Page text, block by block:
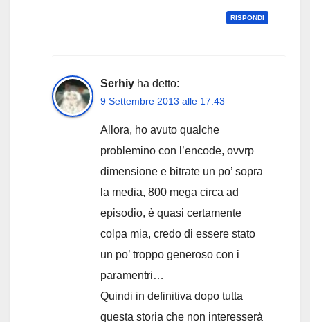
RISPONDI
Serhiy ha detto:
9 Settembre 2013 alle 17:43
Allora, ho avuto qualche
problemino con l’encode, ovvrp
dimensione e bitrate un po’ sopra
la media, 800 mega circa ad
episodio, è quasi certamente
colpa mia, credo di essere stato
un po’ troppo generoso con i
paramentri…
Quindi in definitiva dopo tutta
questa storia che non interesserà